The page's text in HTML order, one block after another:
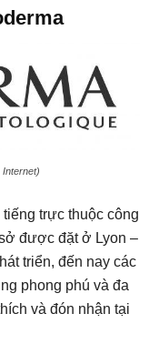
Internet)
tiếng trực thuộc công
được đặt ở Lyon –
triển, đến nay các
phong phú và đa
và đón nhận tại